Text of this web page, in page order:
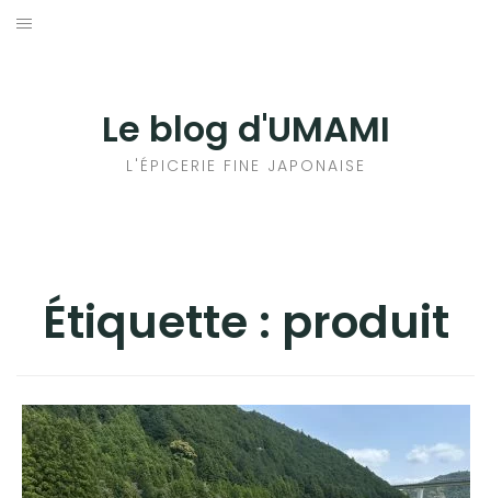
Aller
Le blog d'UMAMI
L'ÉPICERIE FINE JAPONAISE
Étiquette : produit